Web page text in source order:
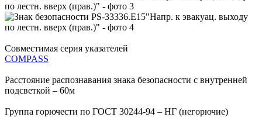
Совместимая серия указателей
COMPASS
Расстояние распознавания знака безопасности с внутренней
подсветкой – 60м
Группа горючести по ГОСТ 30244-94 – НГ (негорючие)